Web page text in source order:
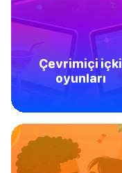
Çevrimiçi içki
oyunları